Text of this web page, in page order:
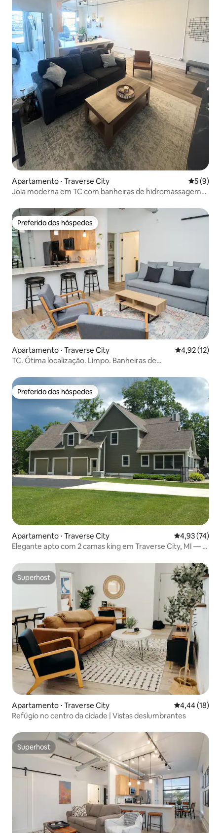
Apartamento ⋅ Traverse City 5 de
5 (9)
Joia moderna em TC com banheiras de hidromassagem
Preferido dos hóspedes
Preferido dos hóspedes
Apartamento ⋅ Traverse City 4,92 de uma
4,92 (12)
TC. Ótima localização. Limpo. Banheiras de
Preferido dos hóspedes
Preferido dos hóspedes
Apartamento ⋅ Traverse City 4,93 de uma
4,93 (74)
Elegante apto com 2 camas king em Traverse City, MI — 2
Superhost
Superhost
Apartamento ⋅ Traverse City 4,44 de uma
4,44 (18)
Refúgio no centro da cidade | Vistas deslumbrantes
Superhost
Superhost